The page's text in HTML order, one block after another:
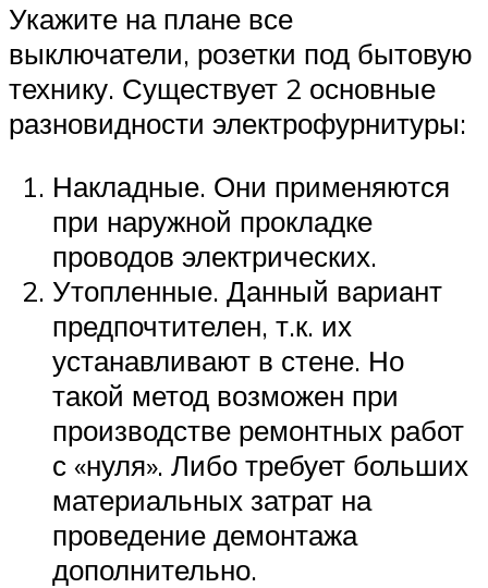
Укажите на плане все
выключатели, розетки под бытовую
технику. Существует 2 основные
разновидности электрофурнитуры:
Накладные. Они применяются
при наружной прокладке
проводов электрических.
Утопленные. Данный вариант
предпочтителен, т.к. их
устанавливают в стене. Но
такой метод возможен при
производстве ремонтных работ
с «нуля». Либо требует больших
материальных затрат на
проведение демонтажа
дополнительно.